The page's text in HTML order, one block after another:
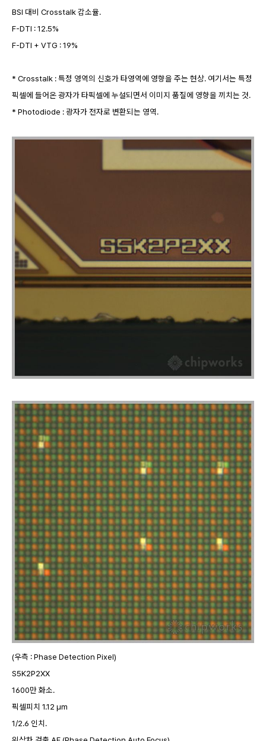
BSI 대비 Crosstalk 감소율.
F-DTI : 12.5%
F-DTI + VTG : 19%
* Crosstalk : 특정 영역의 신호가 타영역에 영향을 주는 현상. 여기서는 특정
픽셀에 들어온 광자가 타픽셀에 누설되면서 이미지 품질에 영향을 끼치는 것.
* Photodiode : 광자가 전자로 변환되는 영역.
(우측 : Phase Detection Pixel)
S5K2P2XX
1600만 화소.
픽셀피치 1.12 µm
1/2.6 인치.